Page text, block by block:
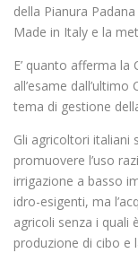
della Pianura
Made in Italy e la
E’ quanto afferma
all’esame
tema di gestione
Gli agricoltori italiani
promuovere l’uso
irrigazione a basso
idro-esigenti, ma
agricoli senza i quali
produzione di cibo e